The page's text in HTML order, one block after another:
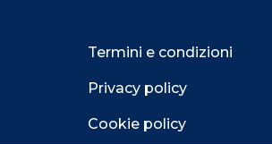
Termini e condizioni
Privacy policy
Cookie policy